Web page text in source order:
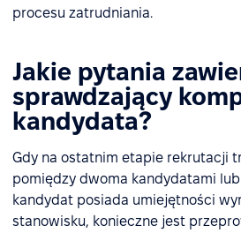
procesu zatrudniania.
Jakie pytania
sprawdzający
kandydata?
Gdy na ostatnim etapie rekrutacji
pomiędzy dwoma kandydatami
kandydat posiada umiejętności
stanowisku, konieczne jest